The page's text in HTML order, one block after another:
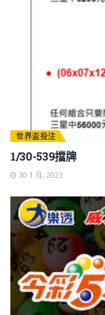
世界盃投注
1/30-539擋牌
30 1 月, 2023